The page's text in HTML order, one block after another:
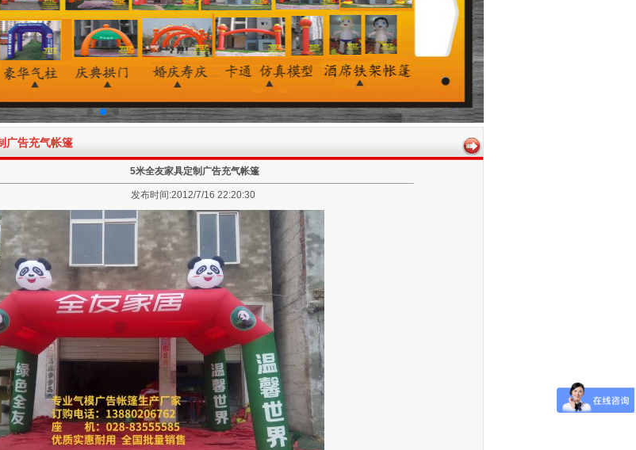
广告充气帐篷
5米全友家具定制广告充气帐篷
发布时间:2012/7/16 22:20:30